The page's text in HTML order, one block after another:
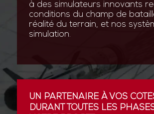
à des simulateurs innovants
conditions du champ de
réalité du terrain, et nos
simulation.
UN PARTENAIRE À VOS
DURANT TOUTES LES